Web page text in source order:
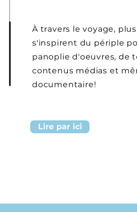
À travers le voyage,
s'inspirent du périple
panoplie d'oeuvres, de
contenus médias et
documentaire!
Lire par ici